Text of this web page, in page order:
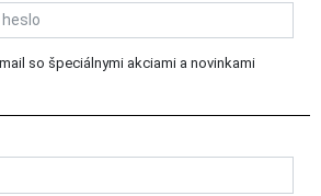
so špeciálnymi akciami a novinkami